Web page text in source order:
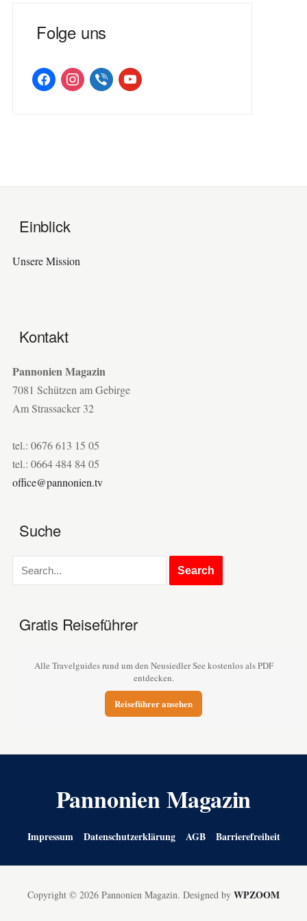
Folge uns
facebookinstagramviber youtube
Einblick
Unsere Mission
Kontakt
Pannonien Magazin
7081 Schützen am Gebirge
Am Strassacker 32
tel.: 0676 613 15 05
tel.: 0664 484 84 05
office@pannonien.tv
Suche
Gratis Reiseführer
Alle Travelguides rund um den Neusiedler See kostenlos als PDF
entdecken.
Reiseführer ansehen
Pannonien Magazin
Impressum Datenschutzerklärung AGB Barrierefreiheit
Copyright © 2026 Pannonien Magazin. Designed by WPZOOM